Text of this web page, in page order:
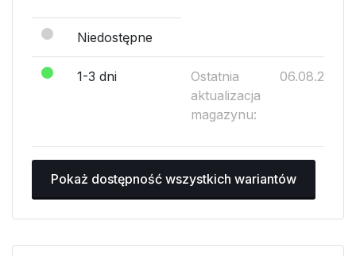
Niedostępne
1-3 dni
Ostatnia
aktualizacja
magazynu:
06.08.2026
Pokaż dostępność wszystkich wariantów